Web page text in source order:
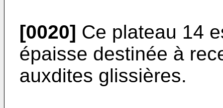
[0020] Ce plateau 14
épaisse destinée à
auxdites glissières.